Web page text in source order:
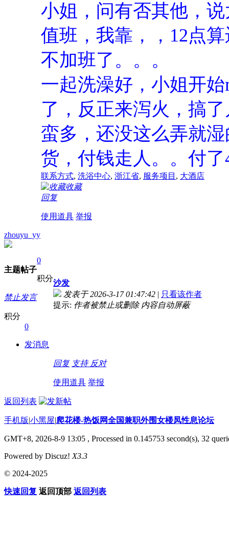
小姐，问有否其他，
值班，我靠，，12点
不加班了。。。
一起洗澡好，小姐开
了，反正来泻火，搞
蛮多，还没这么弄就
货，付钱走人。。付
联系方式, 洗浴中心, 浙江省, 服务项目 , 大酒店
收藏
回复
使用道具 举报
zhouyu_yy
主题帖子
0
积分
禁止发言
积分
0
发消息
沙发
发表于 2026-3-17 01:47:42 | 只看该作者
提示: 作者被禁止或删除 内容自动屏蔽
回复 支持 反对
使用道具 举报
返回列表
手机版|小黑屋|爬花楼-热饭网全国兼职外围女楼凤性息论坛
GMT+8, 2026-8-9 13:05 , Processed in 0.145753 second(s), 32
Powered by Discuz! X3.3
© 2024-2025
快速回复 返回顶部 返回列表